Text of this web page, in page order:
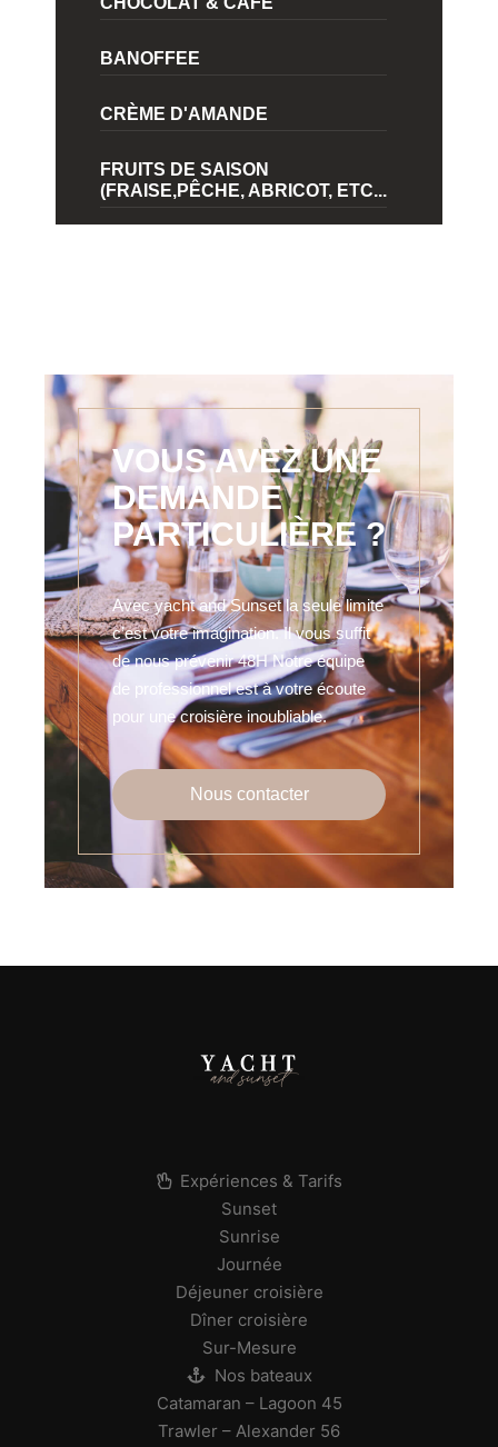
BANOFFEE
CRÈME D'AMANDE
FRUITS DE SAISON
(FRAISE,PÊCHE, ABRICOT, ETC...
VOUS AVEZ UNE
DEMANDE
PARTICULIÈRE ?
Avec yacht and Sunset la seule limite
c’est votre imagination. Il vous suffit
de nous prévenir 48H Notre équipe
de professionnel est à votre écoute
pour une croisière inoubliable.
Nous contacter
Expériences & Tarifs
Sunset
Sunrise
Journée
Déjeuner croisière
Dîner croisière
Sur-Mesure
Nos bateaux
Catamaran – Lagoon 45
Trawler – Alexander 56